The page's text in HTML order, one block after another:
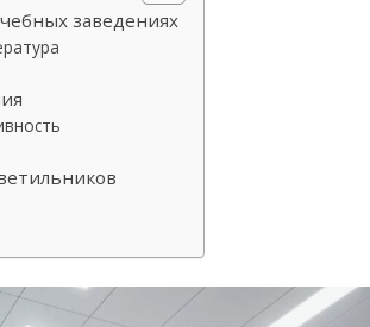
заведениях